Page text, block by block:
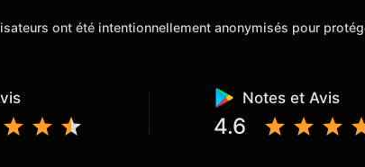
ont été intentionnellement anonymisés pour
Notes et Avis
4.6